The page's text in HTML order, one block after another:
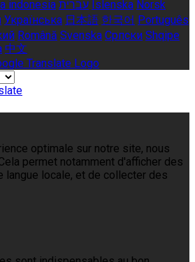
indonesia עברית Íslenska Norsk
Українська 日本語 한국어 Português
Română Svenska Српски Shqipe
中文
optimale sur notre site, nous
permet notamment d'afficher des
langue locale, et de collecter des